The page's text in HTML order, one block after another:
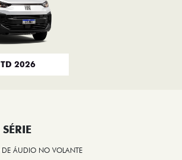
2026
ÁUDIO NO VOLANTE